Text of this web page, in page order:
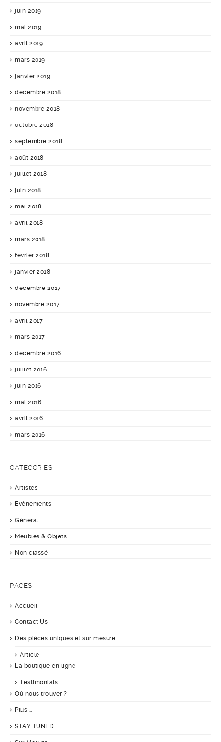
juin 2019
mai 2019
avril 2019
mars 2019
janvier 2019
décembre 2018
novembre 2018
octobre 2018
septembre 2018
août 2018
juillet 2018
juin 2018
mai 2018
avril 2018
mars 2018
février 2018
janvier 2018
décembre 2017
novembre 2017
avril 2017
mars 2017
décembre 2016
juillet 2016
juin 2016
mai 2016
avril 2016
mars 2016
CATÉGORIES
Artistes
Evénements
Général
Meubles & Objets
Non classé
PAGES
Accueil
Contact Us
Des pièces uniques et sur mesure
Article
La boutique en ligne
Testimonials
Où nous trouver ?
Plus …
STAY TUNED